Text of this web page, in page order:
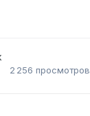
2 256 просмотров